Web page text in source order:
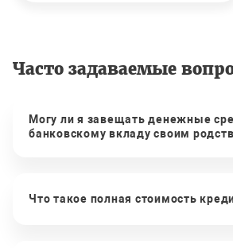
Часто задаваемые
Могу ли я завещать денежные
банковскому вкладу своим
Что такое полная стоимость